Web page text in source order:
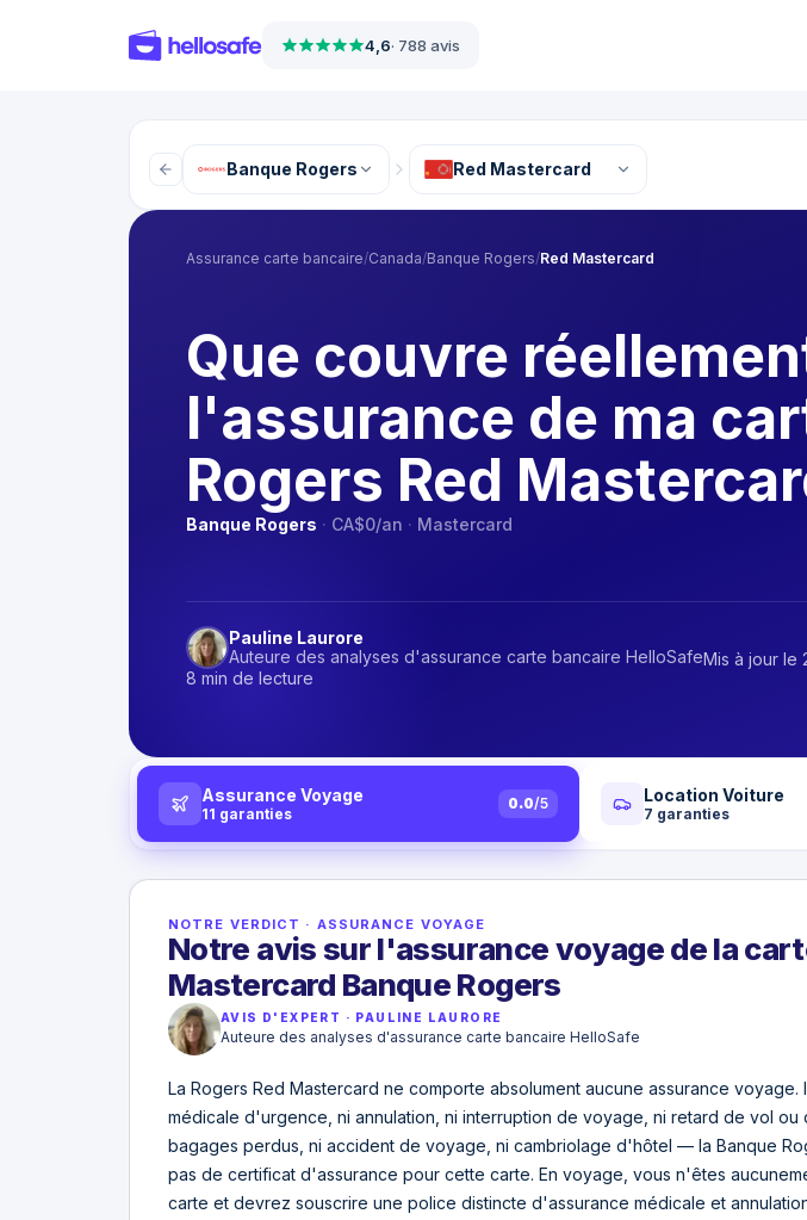
4,6· 788 avis
Banque Rogers Red Mastercard
Assurance carte bancaire/Canada/Banque Rogers/Red Mastercard
Que couvre
l'assurance de ma
Rogers Red
Banque Rogers · CA$0/an · Mastercard
Pauline Laurore
Auteure des analyses d'assurance carte bancaire HelloSafeMis à jour le
8 min de lecture
Assurance Voyage
11 garanties
0.0/5 Location Voiture
7 garanties
NOTRE VERDICT · ASSURANCE VOYAGE
Notre avis sur l'assurance voyage de la
Mastercard Banque Rogers
AVIS D'EXPERT · PAULINE LAURORE
Auteure des analyses d'assurance carte bancaire HelloSafe
La Rogers Red Mastercard ne comporte absolument aucune assurance voyage.
médicale d'urgence, ni annulation, ni interruption de voyage, ni retard de vol ou
bagages perdus, ni accident de voyage, ni cambriolage d'hôtel — la Banque
pas de certificat d'assurance pour cette carte. En voyage, vous n'êtes
carte et devrez souscrire une police distincte d'assurance médicale et